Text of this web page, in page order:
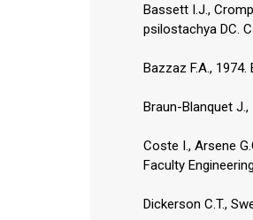
Bassett I.J.,
psilostachya DC.
Bazzaz F.A.,
Braun-Blanquet
Coste I., Arsene
Faculty
Dickerson C.T.,